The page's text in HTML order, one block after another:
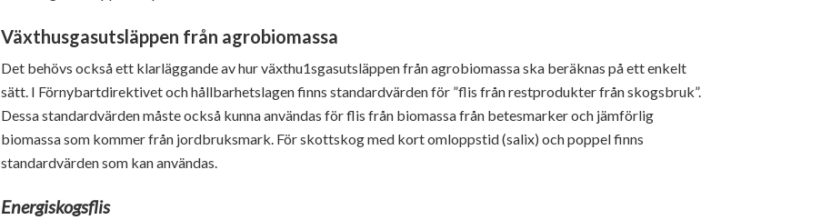
Växthusgasutsläppen från agrobiomassa
Det behövs också ett klarläggande av hur växthu1sgasutsläppen från agrobiomassa ska beräknas på ett enkelt
sätt. I Förnybartdirektivet och hållbarhetslagen finns standardvärden för ”flis från restprodukter från skogsbruk”.
Dessa standardvärden måste också kunna användas för flis från biomassa från betesmarker och jämförlig
biomassa som kommer från jordbruksmark. För skottskog med kort omloppstid (salix) och poppel finns
standardvärden som kan användas.
Energiskogsflis